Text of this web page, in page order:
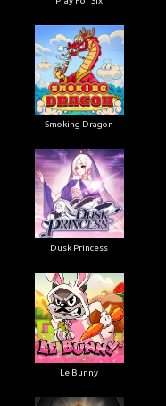
Smoking Dragon
Dusk Princess
Le Bunny